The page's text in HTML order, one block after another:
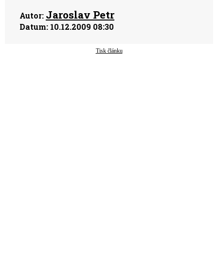
Autor: Jaroslav Petr
Datum: 10.12.2009 08:30
Tisk článku